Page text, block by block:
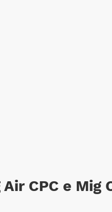
CPC e Mig